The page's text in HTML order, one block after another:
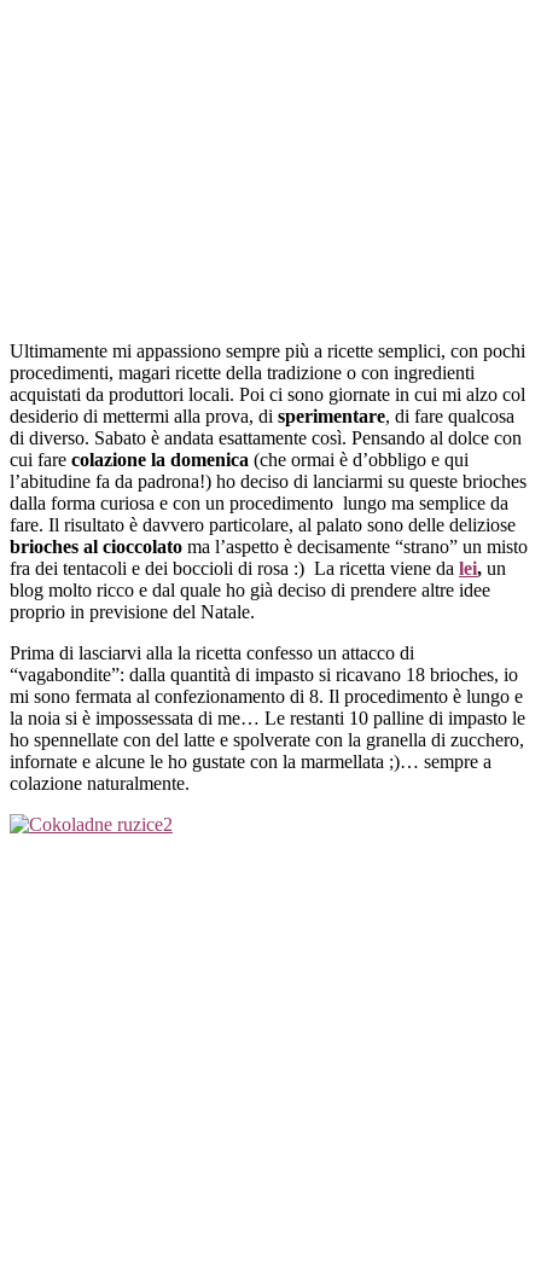
Ultimamente mi appassiono sempre più a ricette semplici, con pochi
procedimenti, magari ricette della tradizione o con ingredienti
acquistati da produttori locali. Poi ci sono giornate in cui mi alzo col
desiderio di mettermi alla prova, di sperimentare, di fare qualcosa
di diverso. Sabato è andata esattamente così. Pensando al dolce con
cui fare colazione la domenica (che ormai è d’obbligo e qui
l’abitudine fa da padrona!) ho deciso di lanciarmi su queste brioches
dalla forma curiosa e con un procedimento lungo ma semplice da
fare. Il risultato è davvero particolare, al palato sono delle deliziose
brioches al cioccolato ma l’aspetto è decisamente “strano” un misto
fra dei tentacoli e dei boccioli di rosa :) La ricetta viene da lei, un
blog molto ricco e dal quale ho già deciso di prendere altre idee
proprio in previsione del Natale.
Prima di lasciarvi alla la ricetta confesso un attacco di
“vagabondite”: dalla quantità di impasto si ricavano 18 brioches, io
mi sono fermata al confezionamento di 8. Il procedimento è lungo e
la noia si è impossessata di me… Le restanti 10 palline di impasto le
ho spennellate con del latte e spolverate con la granella di zucchero,
infornate e alcune le ho gustate con la marmellata ;)… sempre a
colazione naturalmente.